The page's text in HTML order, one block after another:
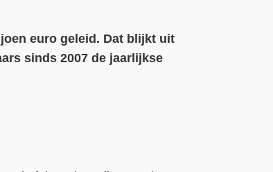
euro geleid. Dat blijkt uit
sinds 2007 de jaarlijkse